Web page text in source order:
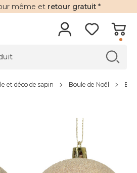
même et retour gratuit *
et déco de sapin Boule de Noël